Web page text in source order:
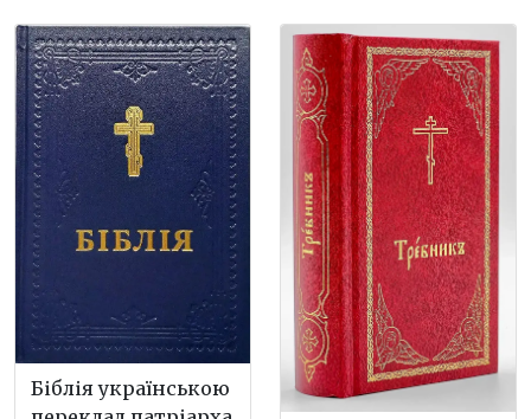
Біблія українською